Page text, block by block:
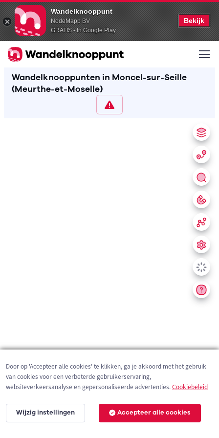
Wandelknooppunt
NodeMapp BV
GRATIS - In Google Play
Bekijk
Wandelknooppunten in Moncel-sur-Seille
(Meurthe-et-Moselle)
200 m
Door op 'Accepteer alle cookies' te klikken, ga je akkoord met het gebruik
van cookies voor een verbeterde gebruikerservaring,
websiteverkeersanalyse en gepersonaliseerde advertenties.Cookiebeleid
Wijzig instellingen Accepteer alle cookies